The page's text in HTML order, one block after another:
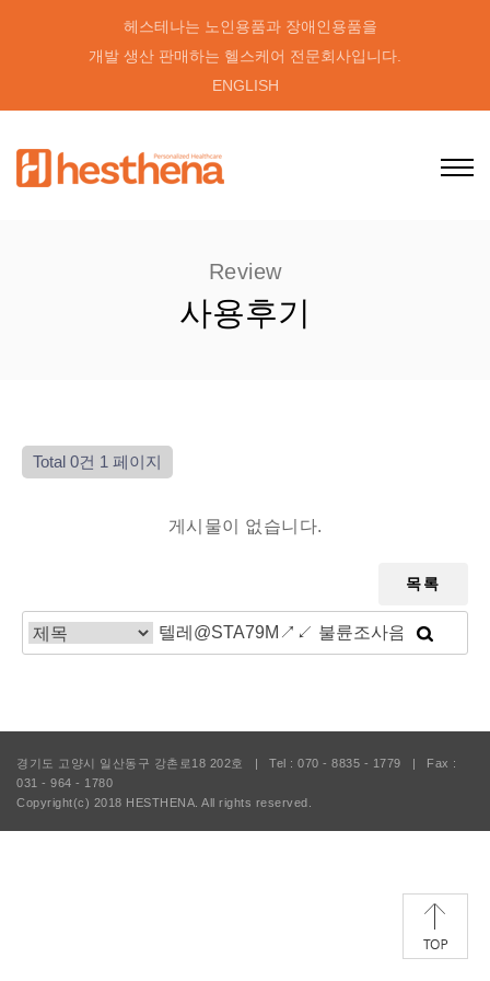
헤스테나는 노인용품과 장애인용품을
개발 생산 판매하는 헬스케어 전문회사입니다.
ENGLISH
Review
사용후기
Total 0건 1 페이지
게시물이 없습니다.
목록
경기도 고양시 일산동구 강촌로18 202호 | Tel : 070 - 8835 - 1779 |
Fax :
031 - 964 - 1780
Copyright(c) 2018 HESTHENA. All rights reserved.